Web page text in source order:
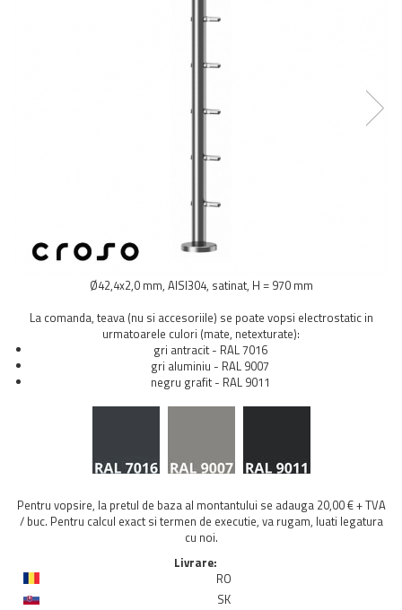
Cabluri si accesorii balustrada inox
Sisteme tabla perforata
balustrada inox
Suport mana curenta balustrada inox
Suporturi traverse/garzi
Suruburi - Adezivi - Chimicale
Tevi si bare
Ø42,4x2,0 mm, AISI304, satinat, H = 970 mm
La comanda, teava (nu si accesoriile) se poate vopsi electrostatic in
urmatoarele culori (mate, netexturate):
gri antracit - RAL 7016
gri aluminiu - RAL 9007
negru grafit - RAL 9011
Pentru vopsire, la pretul de baza al montantului se adauga 20,00 € + TVA
/ buc. Pentru calcul exact si termen de executie, va rugam, luati legatura
cu noi.
Livrare:
RO
SK